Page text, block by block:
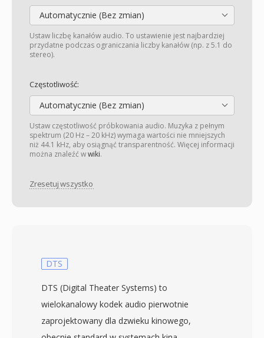
Automatycznie (Bez zmian)
Ustaw liczbę kanałów audio. To ustawienie jest najbardziej
przydatne podczas ograniczania liczby kanałów (np. z 5.1 do
stereo).
Częstotliwość:
Automatycznie (Bez zmian)
Ustaw częstotliwość próbkowania audio. Muzyka z pełnym
spektrum (20 Hz – 20 kHz) wymaga wartości nie mniejszych
niż 44.1 kHz, aby osiągnąć transparentność. Więcej informacji
można znaleźć wwiki.
Zresetuj wszystko
DTS
DTS (Digital Theater Systems) to
wielokanalowy kodek audio pierwotnie
zaprojektowany dla dzwieku kinowego,